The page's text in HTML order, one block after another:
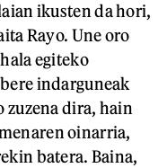
ikusten da hori,
Rayo. Une oro
egiteko
indarguneak
zuzena dira, hain
oinarria,
batera. Baina,